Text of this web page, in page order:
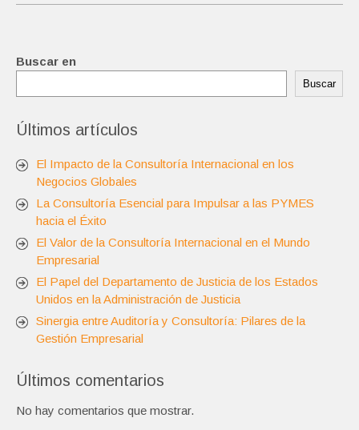
Buscar en
Buscar
Últimos artículos
El Impacto de la Consultoría Internacional en los
Negocios Globales
La Consultoría Esencial para Impulsar a las PYMES
hacia el Éxito
El Valor de la Consultoría Internacional en el Mundo
Empresarial
El Papel del Departamento de Justicia de los Estados
Unidos en la Administración de Justicia
Sinergia entre Auditoría y Consultoría: Pilares de la
Gestión Empresarial
Últimos comentarios
No hay comentarios que mostrar.